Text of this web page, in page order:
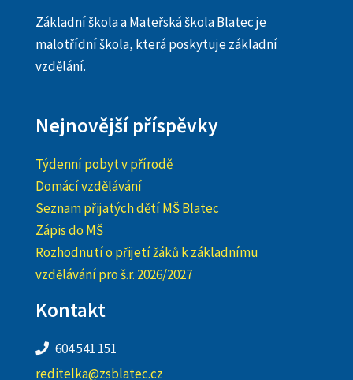
Základní škola a Mateřská škola Blatec je
malotřídní škola, která poskytuje základní
vzdělání.
Nejnovější příspěvky
Týdenní pobyt v přírodě
Domácí vzdělávání
Seznam přijatých dětí MŠ Blatec
Zápis do MŠ
Rozhodnutí o přijetí žáků k základnímu
vzdělávání pro š.r. 2026/2027
Kontakt
604 541 151
reditelka@zsblatec.cz